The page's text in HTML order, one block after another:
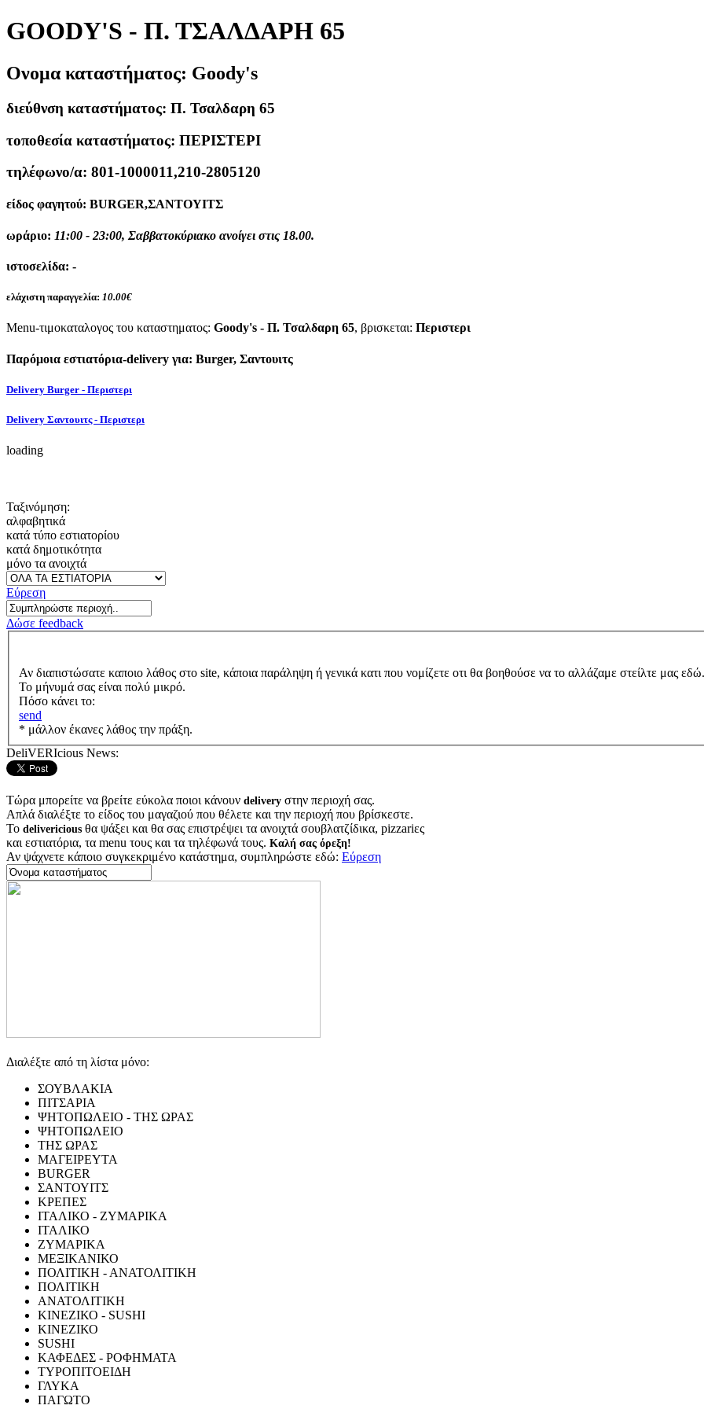
GOODY'S - Π. ΤΣΑΛΔΑΡΗ 65
Ονομα καταστήματος: Goody's
διεύθνση καταστήματος: Π. Τσαλδαρη 65
τοποθεσία καταστήματος: ΠΕΡΙΣΤΕΡΙ
τηλέφωνο/α: 801-1000011,210-2805120
είδος φαγητού: BURGER,ΣΑΝΤΟΥΙΤΣ
ωράριο: 11:00 - 23:00, Σαββατοκύριακο ανοίγει στις 18.00.
ιστοσελίδα: -
ελάχιστη παραγγελία: 10.00€
Menu-τιμοκαταλογος του καταστηματος: Goody's - Π. Τσαλδαρη 65, βρισκεται: Περιστερι
Παρόμοια εστιατόρια-delivery για: Burger, Σαντουιτς
Delivery Burger - Περιστερι
Delivery Σαντουιτς - Περιστερι
loading
Ταξινόμηση:
αλφαβητικά
κατά τύπο εστιατορίου
κατά δημοτικότητα
μόνο τα ανοιχτά
Εύρεση
Δώσε feedback
Αν διαπιστώσατε καποιο λάθος στο site, κάποια παράληψη ή γενικά κατι που νομίζετε οτι θα βοηθούσε να το αλλάζαμε στείλτε μας
Το μήνυμά σας είναι πολύ μικρό.
Πόσο κάνει το:
send
* μάλλον έκανες λάθος την πράξη.
DeliVERIcious News:
Τώρα μπορείτε να βρείτε εύκολα ποιοι κάνουν delivery στην περιοχή σας.
Απλά διαλέξτε το είδος του μαγαζιού που θέλετε και την περιοχή που βρίσκεστε.
Το delivericious θα ψάξει και θα σας επιστρέψει τα ανοιχτά σουβλατζίδικα, pizzariες
και εστιατόρια, τα menu τους και τα τηλέφωνά τους. Καλή σας όρεξη!
Αν ψάχνετε κάποιο συγκεκριμένο κατάστημα, συμπληρώστε εδώ: Εύρεση
Διαλέξτε από τη λίστα μόνο:
ΣΟΥΒΛΑΚΙΑ
ΠΙΤΣΑΡΙΑ
ΨΗΤΟΠΩΛΕΙΟ - ΤΗΣ ΩΡΑΣ
ΨΗΤΟΠΩΛΕΙΟ
ΤΗΣ ΩΡΑΣ
ΜΑΓΕΙΡΕΥΤΑ
BURGER
ΣΑΝΤΟΥΙΤΣ
ΚΡΕΠΕΣ
ΙΤΑΛΙΚΟ - ΖΥΜΑΡΙΚΑ
ΙΤΑΛΙΚΟ
ΖΥΜΑΡΙΚΑ
ΜΕΞΙΚΑΝΙΚΟ
ΠΟΛΙΤΙΚΗ - ΑΝΑΤΟΛΙΤΙΚΗ
ΠΟΛΙΤΙΚΗ
ΑΝΑΤΟΛΙΤΙΚΗ
ΚΙΝΕΖΙΚΟ - SUSHI
ΚΙΝΕΖΙΚΟ
SUSHI
ΚΑΦΕΔΕΣ - ΡΟΦΗΜΑΤΑ
ΤΥΡΟΠΙΤΟΕΙΔΗ
ΓΛΥΚΑ
ΠΑΓΩΤΟ